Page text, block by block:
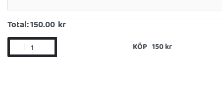
Total:150.00 kr
KÖP